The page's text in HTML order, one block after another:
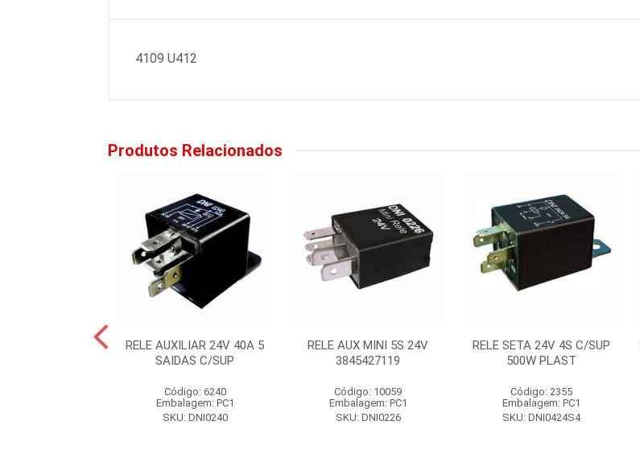
4109 U412
Produtos Relacionados
RELE AUXILIAR 24V 40A 5
SAIDAS C/SUP
Código: 6240
Embalagem: PC1
SKU: DNI0240
RELE AUX MINI 5S 24V
3845427119
Código: 10059
Embalagem: PC1
SKU: DNI0226
RELE SETA 24V 4S C/SUP
500W PLAST
Código: 2355
Embalagem: PC1
SKU: DNI0424S4